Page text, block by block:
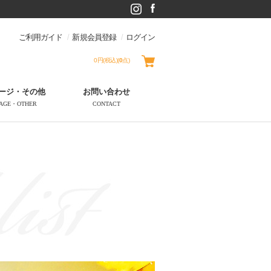
ご利用ガイド 新規会員登録 ログイン
0円(税込)(0点)
ジ・その他
・OTHER
お問い合わせ
CONTACT